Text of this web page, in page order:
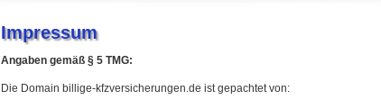
Impressum
Angaben gemäß § 5 TMG:
Die Domain billige-kfzversicherungen.de ist gepachtet von: